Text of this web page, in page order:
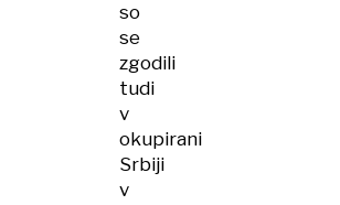
so
se
zgodili
tudi
v
okupirani
Srbiji
v